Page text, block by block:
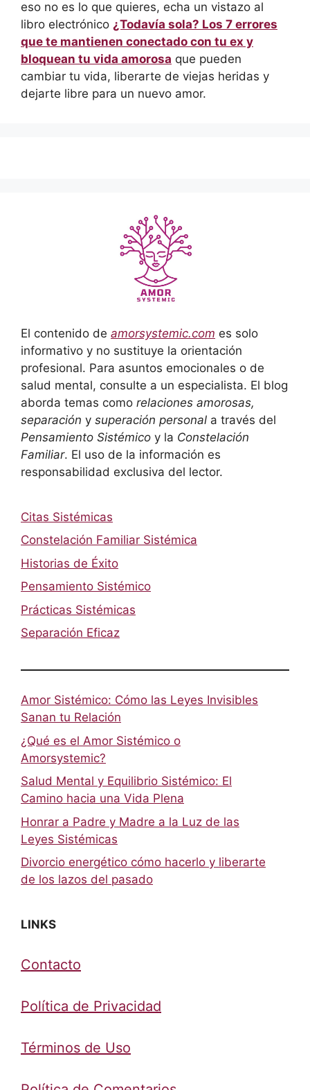
eso no es lo que quieres, echa un vistazo al
libro electrónico ¿Todavía sola? Los 7 errores
que te mantienen conectado con tu ex y
bloquean tu vida amorosa que pueden
cambiar tu vida, liberarte de viejas heridas y
dejarte libre para un nuevo amor.
El contenido de amorsystemic.com es solo
informativo y no sustituye la orientación
profesional. Para asuntos emocionales o de
salud mental, consulte a un especialista. El blog
aborda temas como relaciones amorosas,
separación y superación personal a través del
Pensamiento Sistémico y la Constelación
Familiar. El uso de la información es
responsabilidad exclusiva del lector.
Citas Sistémicas
Constelación Familiar Sistémica
Historias de Éxito
Pensamiento Sistémico
Prácticas Sistémicas
Separación Eficaz
Amor Sistémico: Cómo las Leyes Invisibles
Sanan tu Relación
¿Qué es el Amor Sistémico o
Amorsystemic?
Salud Mental y Equilibrio Sistémico: El
Camino hacia una Vida Plena
Honrar a Padre y Madre a la Luz de las
Leyes Sistémicas
Divorcio energético cómo hacerlo y liberarte
de los lazos del pasado
LINKS
Contacto
Política de Privacidad
Términos de Uso